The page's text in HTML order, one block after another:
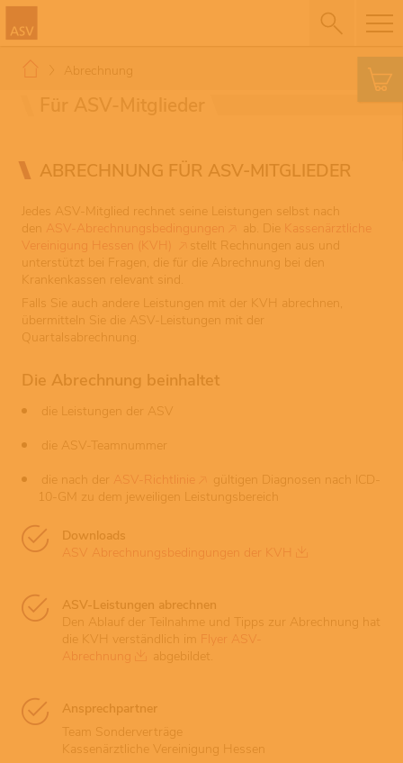
Abrechnung
ABRECHNUNG FÜR ASV-MITGLIEDER
Jedes ASV-Mitglied rechnet seine Leistungen selbst nach
den
ASV-Abrechnungsbedingungen ab. Die Kassenärztliche
Vereinigung Hessen (KVH)
stellt Rechnungen aus und
unterstützt bei Fragen, die für die Abrechnung bei den
Krankenkassen relevant sind.
Falls Sie auch andere Leistungen mit der KVH abrechnen,
übermitteln Sie die ASV-Leistungen mit der
Quartalsabrechnung.
Die Abrechnung beinhaltet
die Leistungen der ASV
die ASV-Teamnummer
die nach der ASV-Richtlinie
gültigen Diagnosen nach ICD-
10-GM zu dem jeweiligen Leistungsbereich
Downloads
ASV Abrechnungsbedingungen der KVH
ASV-Leistungen abrechnen
Den Ablauf der Teilnahme und Tipps zur Abrechnung hat
die KVH verständlich im
Flyer ASV-
Abrechnung
abgebildet.
Ansprechpartner
Team Sonderverträge
Kassenärztliche Vereinigung Hessen